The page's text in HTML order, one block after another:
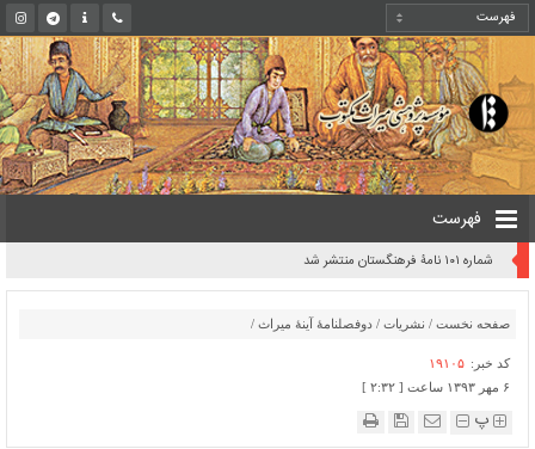
فهرست
شماره ۱۰۱ نامۀ فرهنگستان منتشر شد
صفحه نخست / نشریات / دوفصلنامۀ آینۀ میراث /
کد خبر: ۱۹۱۰۵
۶ مهر ۱۳۹۳ ساعت [ ۲:۳۲ ]
پ